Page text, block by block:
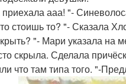
ааа! "-
стоишь то? "- Сказала
"- Мари указала на
скрыла. Сделала
что там типа того. "-